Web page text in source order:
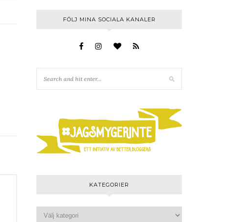
FÖLJ MINA SOCIALA KANALER
KATEGORIER